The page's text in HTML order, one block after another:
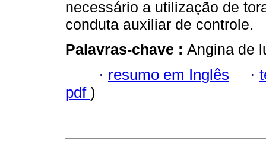
necessário a utilização de
conduta auxiliar de controle.
Palavras-chave : Angina de
· resumo em Inglês ·
pdf )